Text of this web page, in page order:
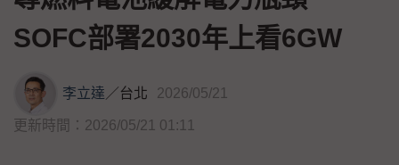
SOFC部署2030年上看6GW
李立達／台北 2026/05/21
更新時間：2026/05/21 01:11